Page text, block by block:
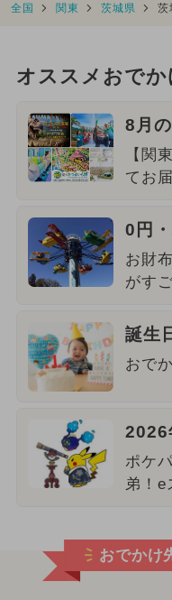
全国 関東 茨城県 茨
オススメおでか
8月
【関
てお
0円
お財
がす
誕生
おで
2026
ポケ
弟！e
おでかけ